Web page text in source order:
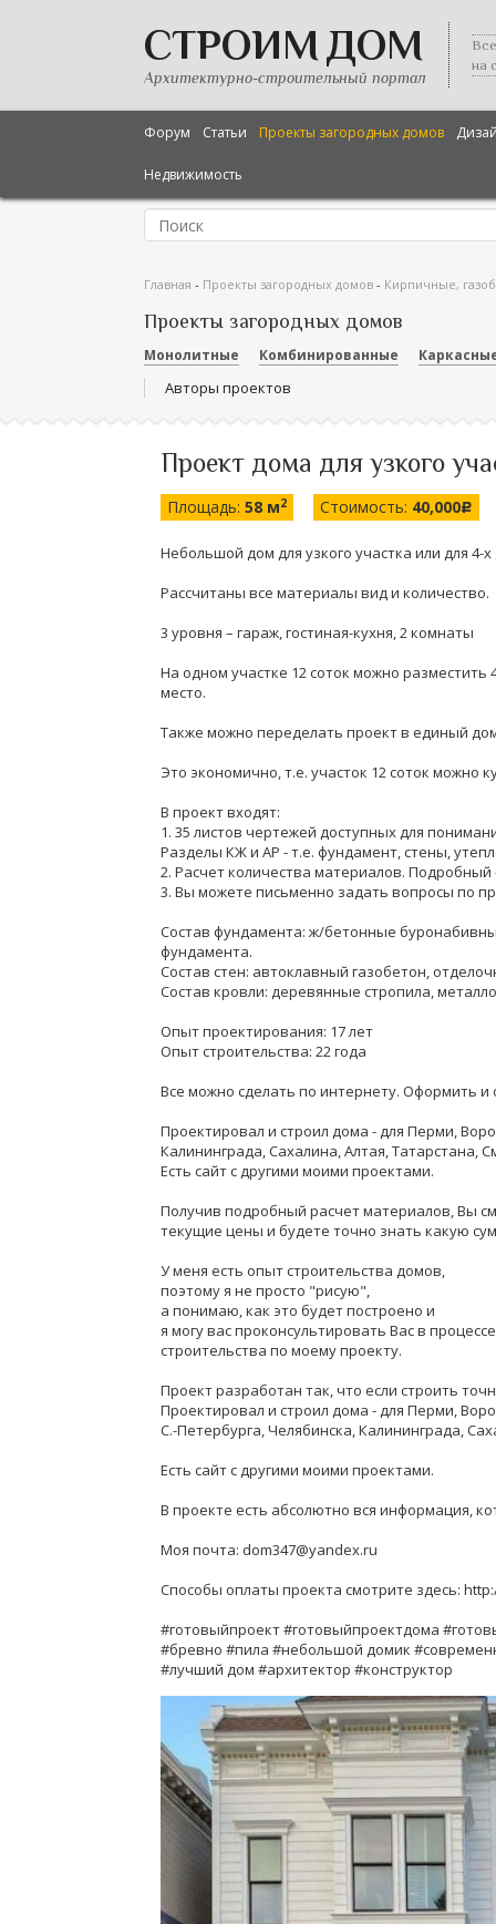
СТРОИМ ДОМ
Архитектурно-строительный портал
на
Форум Статьи Проекты загородных домов
Недвижимость
Главная - Проекты загородных домов - Кирпичные,
Проекты загородных домов
Монолитные Комбинированные
Авторы проектов
Проект дома для узкого
Площадь: 58 м2 Стоимость: 40,000c
Небольшой дом для узкого участка или для
Рассчитаны все материалы вид и количество.
3 уровня – гараж, гостиная-кухня, 2 комнаты
На одном участке 12 соток можно разместить
место.
Также можно переделать проект в единый
Это экономично, т.е. участок 12 соток можно
В проект входят:
1. 35 листов чертежей доступных для
Разделы КЖ и АР - т.е. фундамент, стены,
2. Расчет количества материалов. Подробный
3. Вы можете письменно задать вопросы по
Состав фундамента: ж/бетонные
фундамента.
Состав стен: автоклавный газобетон,
Состав кровли: деревянные стропила,
Опыт проектирования: 17 лет
Опыт строительства: 22 года
Все можно сделать по интернету. Оформить и
Проектировал и строил дома - для Перми,
Калининграда, Сахалина, Алтая, Татарстана,
Есть сайт с другими моими проектами.
Получив подробный расчет материалов, Вы
текущие цены и будете точно знать какую
У меня есть опыт строительства домов,
поэтому я не просто "рисую",
а понимаю, как это будет построено и
я могу вас проконсультировать Вас в процессе
строительства по моему проекту.
Проект разработан так, что если строить
Проектировал и строил дома - для Перми,
С.-Петербурга, Челябинска, Калининграда,
Есть сайт с другими моими проектами.
В проекте есть абсолютно вся информация,
Моя почта: dom347@yandex.ru
Способы оплаты проекта смотрите здесь:
#готовыйпроект #готовыйпроектдома
#бревно #пила #небольшой домик
#лучший дом #архитектор #конструктор